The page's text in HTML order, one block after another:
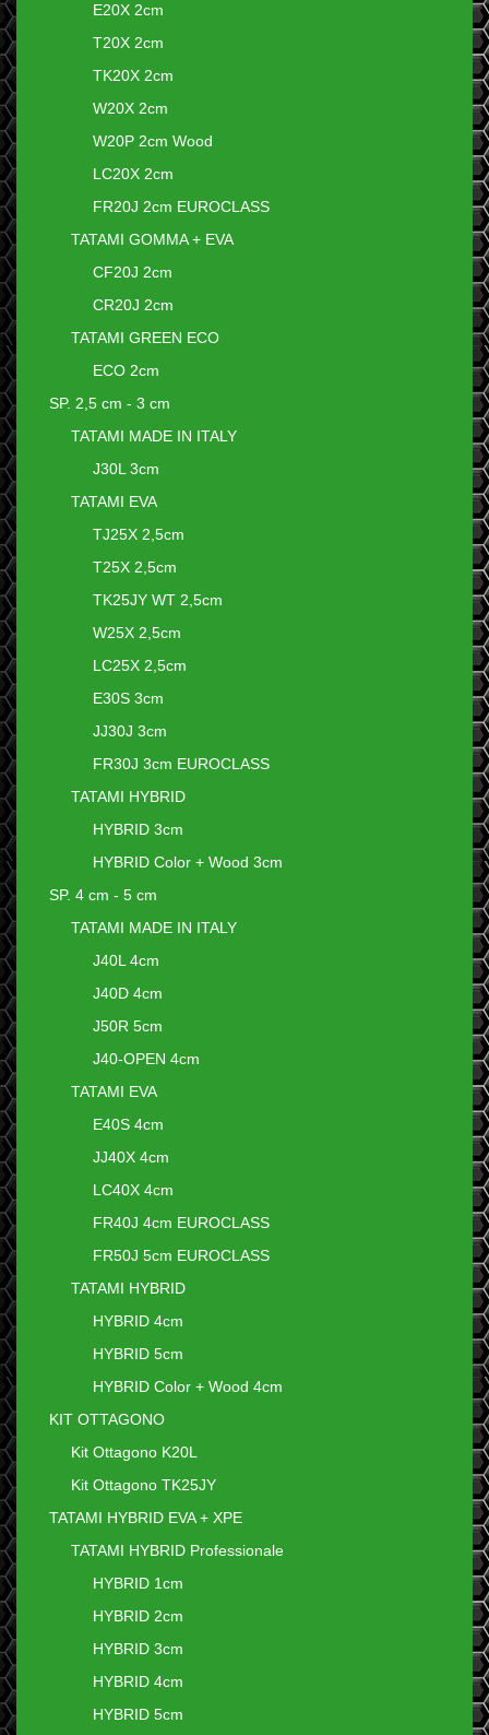
E20X 2cm
T20X 2cm
TK20X 2cm
W20X 2cm
W20P 2cm Wood
LC20X 2cm
FR20J 2cm EUROCLASS
TATAMI GOMMA + EVA
CF20J 2cm
CR20J 2cm
TATAMI GREEN ECO
ECO 2cm
SP. 2,5 cm - 3 cm
TATAMI MADE IN ITALY
J30L 3cm
TATAMI EVA
TJ25X 2,5cm
T25X 2,5cm
TK25JY WT 2,5cm
W25X 2,5cm
LC25X 2,5cm
E30S 3cm
JJ30J 3cm
FR30J 3cm EUROCLASS
TATAMI HYBRID
HYBRID 3cm
HYBRID Color + Wood 3cm
SP. 4 cm - 5 cm
TATAMI MADE IN ITALY
J40L 4cm
J40D 4cm
J50R 5cm
J40-OPEN 4cm
TATAMI EVA
E40S 4cm
JJ40X 4cm
LC40X 4cm
FR40J 4cm EUROCLASS
FR50J 5cm EUROCLASS
TATAMI HYBRID
HYBRID 4cm
HYBRID 5cm
HYBRID Color + Wood 4cm
KIT OTTAGONO
Kit Ottagono K20L
Kit Ottagono TK25JY
TATAMI HYBRID EVA + XPE
TATAMI HYBRID Professionale
HYBRID 1cm
HYBRID 2cm
HYBRID 3cm
HYBRID 4cm
HYBRID 5cm